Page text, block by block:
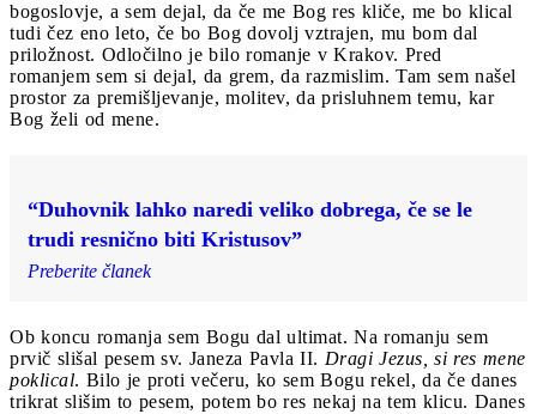
bogoslovje, a sem dejal, da če me Bog res kliče, me bo klical
tudi čez eno leto, če bo Bog dovolj vztrajen, mu bom dal
priložnost. Odločilno je bilo romanje v Krakov. Pred
romanjem sem si dejal, da grem, da razmislim. Tam sem našel
prostor za premišljevanje, molitev, da prisluhnem temu, kar
Bog želi od mene.
“Duhovnik lahko naredi veliko dobrega, če se le
trudi resnično biti Kristusov”
Preberite članek
Ob koncu romanja sem Bogu dal ultimat. Na romanju sem
prvič slišal pesem sv. Janeza Pavla II. Dragi Jezus, si res mene
poklical. Bilo je proti večeru, ko sem Bogu rekel, da če danes
trikrat slišim to pesem, potem bo res nekaj na tem klicu. Danes